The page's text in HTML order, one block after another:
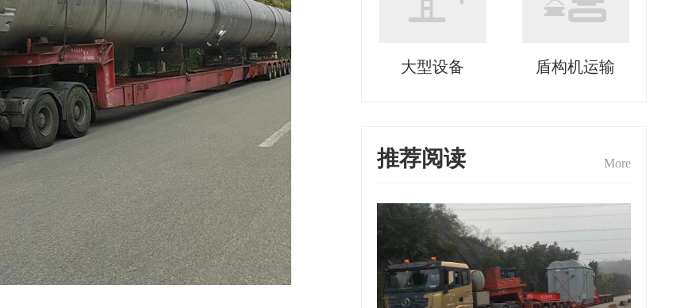
大型设备 盾构机运输
推荐阅读 More